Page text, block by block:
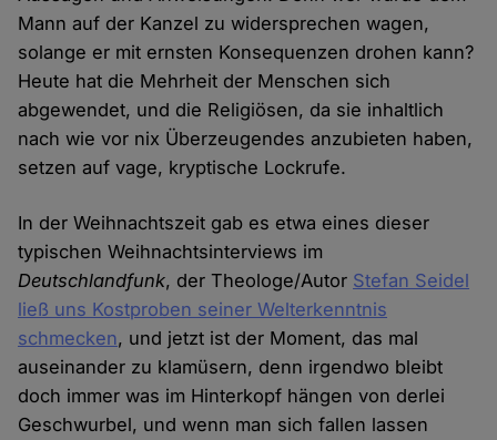
Mann auf der Kanzel zu widersprechen wagen,
solange er mit ernsten Konsequenzen drohen kann?
Heute hat die Mehrheit der Menschen sich
abgewendet, und die Religiösen, da sie inhaltlich
nach wie vor nix Überzeugendes anzubieten haben,
setzen auf vage, kryptische Lockrufe.
In der Weihnachtszeit gab es etwa eines dieser
typischen Weihnachtsinterviews im
Deutschlandfunk, der Theologe/Autor Stefan Seidel
ließ uns Kostproben seiner Welterkenntnis
schmecken, und jetzt ist der Moment, das mal
auseinander zu klamüsern, denn irgendwo bleibt
doch immer was im Hinterkopf hängen von derlei
Geschwurbel, und wenn man sich fallen lassen